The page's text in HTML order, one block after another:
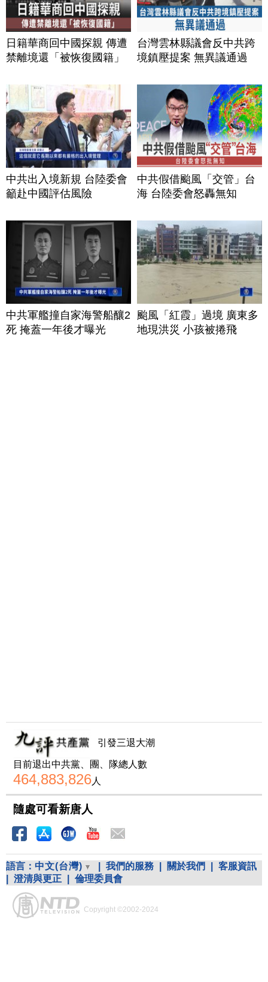
日籍華商回中國探親 傳遭
禁離境還「被恢復國籍」
台灣雲林縣議會反中共跨
境鎮壓提案 無異議通過
中共出入境新規 台陸委會
籲赴中國評估風險
中共假借颱風「交管」台
海 台陸委會怒轟無知
中共軍艦撞自家海警船釀2
死 掩蓋一年後才曝光
颱風「紅霞」過境 廣東多
地現洪災 小孩被捲飛
引發三退大潮
目前退出中共黨、團、隊總人數
464,883,826人
隨處可看新唐人
語言： 中文(台灣) 我們的服務 關於我們
客服資訊
澄清與更正 倫理委員會
Copyright ©2002-2024